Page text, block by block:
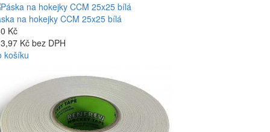
na hokejky CCM 25x25 bílá
Kč
Kč bez DPH
košíku